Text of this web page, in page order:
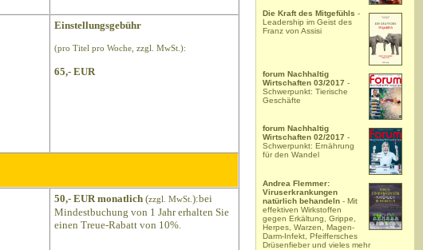
Einstellungsgebühr
(pro Titel pro Woche, zzgl. MwSt.):
65,- EUR
50,- EUR monatlich (zzgl. MwSt. ):bei
Mindestbuchung von 1 Jahr erhalten Sie
einen Treue-Rabatt von 10%.
Die Kraft des Mitgefühls -
Leadership im Geist des
Franz von Assisi
forum Nachhaltig
Wirtschaften 03/2017 -
Schwerpunkt: Tierische
Geschäfte
forum Nachhaltig
Wirtschaften 02/2017 -
Schwerpunkt: Ernährung
für den Wandel
Andrea Flemmer:
Viruserkrankungen
natürlich behandeln - Mit
effektiven Wirkstoffen
gegen Erkältung, Grippe,
Herpes, Warzen, Magen-
Darm-Infekt, Pfeiffersches
Drüsenfieber und vieles mehr